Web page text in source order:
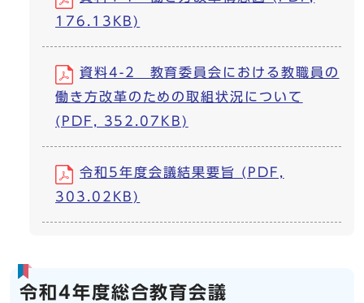
176.13KB)
資料4-2 教育委員会における教職員の
働き方改革のための取組状況について
(PDF, 352.07KB)
令和5年度会議結果要旨 (PDF,
303.02KB)
令和4年度総合教育会議